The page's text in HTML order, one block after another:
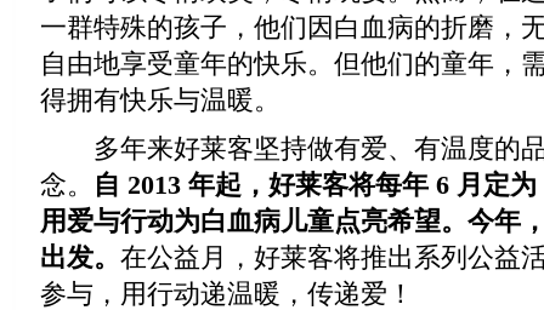
一群特殊的孩子，他们因白血病的折磨，
自由地享受童年的快乐。但他们的童年，
得拥有快乐与温暖。
多年来好莱客坚持做有爱、有温度的
念。
自 2013 年起，好莱客将每年 6 月定
用爱与行动为白血病儿童点亮希望。今年
出发。 在公益月，好莱客将推出系列公益
参与，用行动递温暖，传递爱！